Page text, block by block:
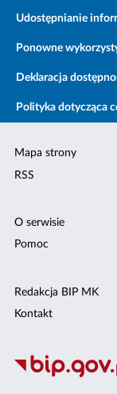
Udostępnianie
Ponowne
Deklaracja
Polityka dotycząca
Mapa strony
RSS
O serwisie
Pomoc
Redakcja BIP MK
Kontakt